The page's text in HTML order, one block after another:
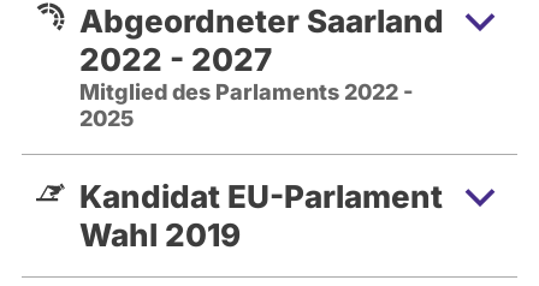
Abgeordneter Saarland
2022 - 2027
Mitglied des Parlaments 2022 -
2025
Kandidat EU-Parlament
Wahl 2019